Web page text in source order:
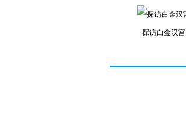
探访白金汉宫